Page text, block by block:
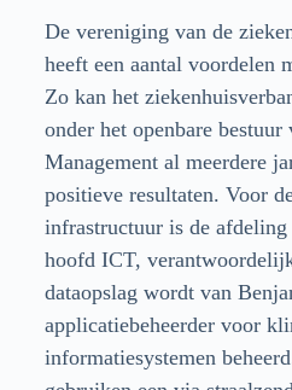
De vereniging van de
heeft een aantal voordelen
Zo kan het
onder het openbare bestuur
Management al meerdere
positieve resultaten. Voor
infrastructuur is de
hoofd ICT,
dataopslag wordt van
applicatiebeheerder voor
informatiesystemen